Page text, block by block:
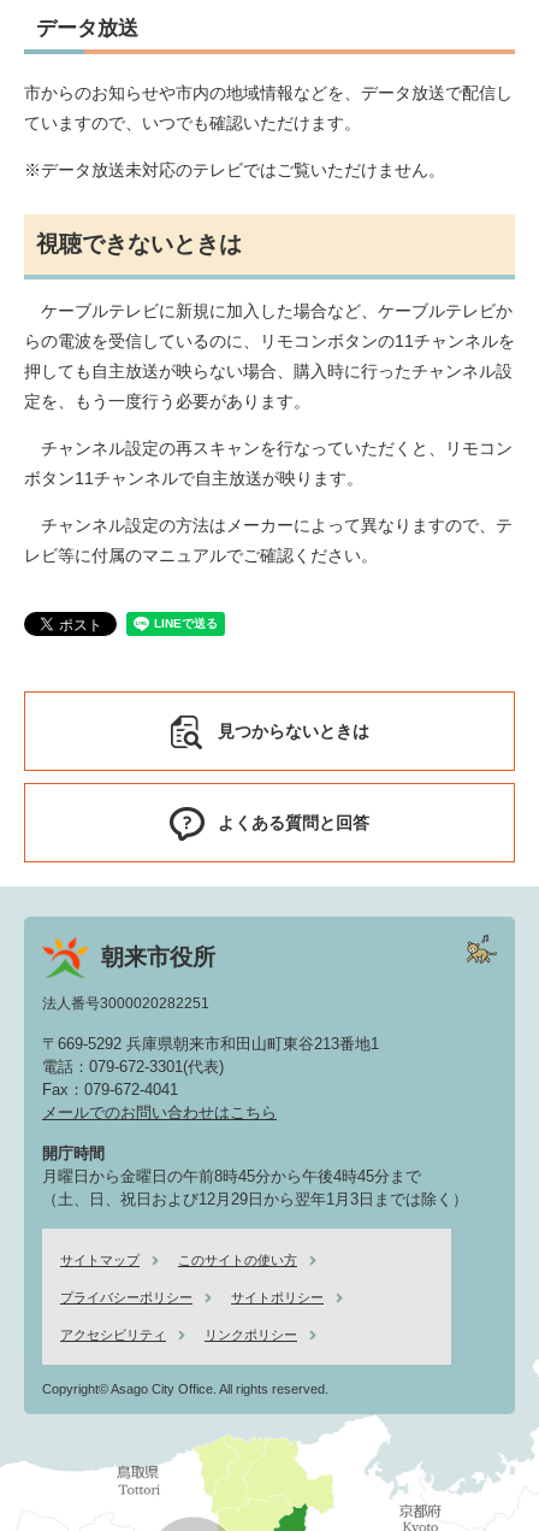
データ放送
市からのお知らせや市内の地域情報などを、データ放送で配信し
ていますので、いつでも確認いただけます。
※データ放送未対応のテレビではご覧いただけません。
視聴できないときは
ケーブルテレビに新規に加入した場合など、ケーブルテレビか
らの電波を受信しているのに、リモコンボタンの11チャンネルを
押しても自主放送が映らない場合、購入時に行ったチャンネル設
定を、もう一度行う必要があります。
チャンネル設定の再スキャンを行なっていただくと、リモコン
ボタン11チャンネルで自主放送が映ります。
チャンネル設定の方法はメーカーによって異なりますので、テ
レビ等に付属のマニュアルでご確認ください。
見つからないときは
よくある質問と回答
朝来市役所
法人番号3000020282251
〒669-5292 兵庫県朝来市和田山町東谷213番地1
電話：079-672-3301(代表)
Fax：079-672-4041
メールでのお問い合わせはこちら
開庁時間
月曜日から金曜日の午前8時45分から午後4時45分まで
（土、日、祝日および12月29日から翌年1月3日までは除く）
サイトマップ このサイトの使い方
プライバシーポリシー サイトポリシー
アクセシビリティ リンクポリシー
Copyright© Asago City Office. All rights reserved.